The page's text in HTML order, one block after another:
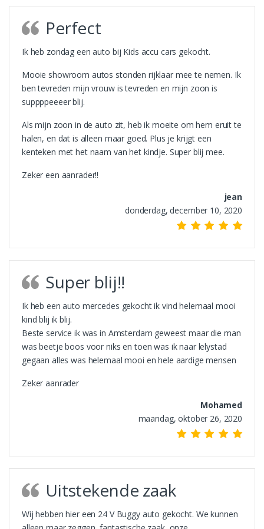
Perfect
Ik heb zondag een auto bij Kids accu cars gekocht.
Mooie showroom autos stonden rijklaar mee te nemen. Ik
ben tevreden mijn vrouw is tevreden en mijn zoon is
suppppeeeer blij.
Als mijn zoon in de auto zit, heb ik moeite om hem eruit te
halen, en dat is alleen maar goed. Plus je krijgt een
kenteken met het naam van het kindje. Super blij mee.
Zeker een aanrader!!
jean
donderdag, december 10, 2020
Super blij!!
Ik heb een auto mercedes gekocht ik vind helemaal mooi
kind blij ik blij.
Beste service ik was in Amsterdam geweest maar die man
was beetje boos voor niks en toen was ik naar lelystad
gegaan alles was helemaal mooi en hele aardige mensen
Zeker aanrader
Mohamed
maandag, oktober 26, 2020
Uitstekende zaak
Wij hebben hier een 24 V Buggy auto gekocht. We kunnen